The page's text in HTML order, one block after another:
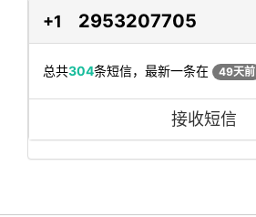
+1 2953207705
总共304条短信，最新一条在 49天前
接收短信